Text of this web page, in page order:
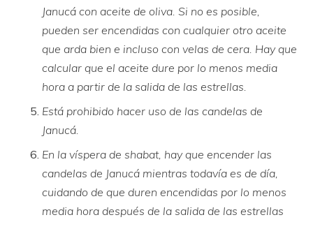
Janucá con aceite de oliva. Si no es posible,
pueden ser encendidas con cualquier otro aceite
que arda bien e incluso con velas de cera. Hay que
calcular que el aceite dure por lo menos media
hora a partir de la salida de las estrellas.
Está prohibido hacer uso de las candelas de
Janucá.
En la víspera de shabat, hay que encender las
candelas de Janucá mientras todavía es de día,
cuidando de que duren encendidas por lo menos
media hora después de la salida de las estrellas